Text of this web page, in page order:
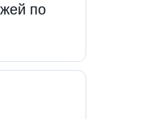
по